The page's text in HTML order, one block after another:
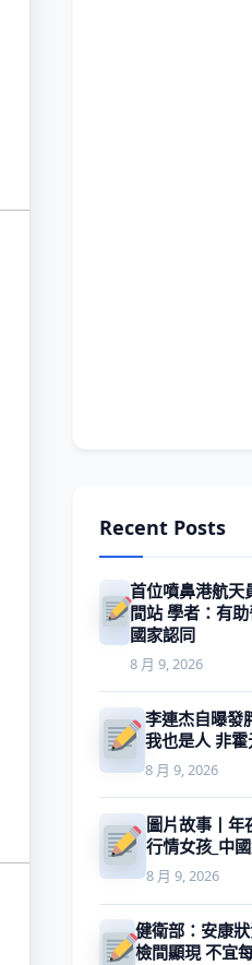
Recent Posts
首位噴鼻港航天
間站 學者：有
國家認同
8 月 9, 2026
李連杰自曝發
我也是人 非霍
8 月 9, 2026
圖片故事丨年
行情女孩_中
8 月 9, 2026
健衛部：安康
檢間顯現 不宜